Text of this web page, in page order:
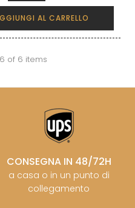
AL CARRELLO
of 6 items
CONSEGNA IN 48/72H
a casa o in un punto di
collegamento